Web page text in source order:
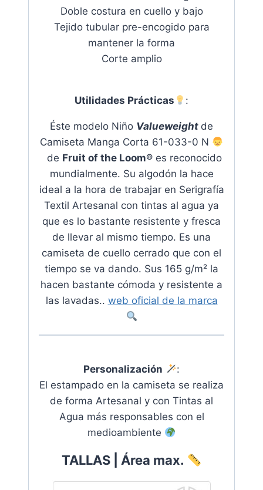
Doble costura en cuello y bajo
Tejido tubular pre-encogido para
mantener la forma
Corte amplio
Utilidades Prácticas :
Éste modelo Niño Valueweight de
Camiseta Manga Corta 61-033-0 N
de Fruit of the Loom® es reconocido
mundialmente. Su algodón la hace
ideal a la hora de trabajar en Serigrafía
Textil Artesanal con tintas al agua ya
que es lo bastante resistente y fresca
de llevar al mismo tiempo. Es una
camiseta de cuello cerrado que con el
tiempo se va dando. Sus 165 g/m² la
hacen bastante cómoda y resistente a
las lavadas.. web oficial de la marca
Personalización
:
El estampado en la camiseta se realiza
de forma Artesanal y con Tintas al
Agua más responsables con el
medioambiente
TALLAS | Área max.